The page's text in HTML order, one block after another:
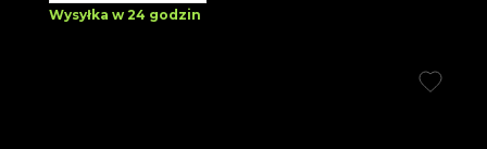
Wysyłka w 24 godzin